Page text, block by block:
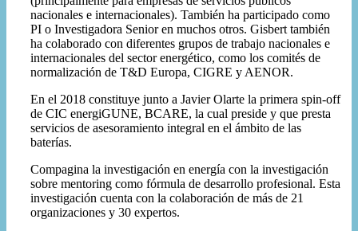
nacionales e internacionales). También ha participado como
PI o Investigadora Senior en muchos otros. Gisbert también
ha colaborado con diferentes grupos de trabajo nacionales e
internacionales del sector energético, como los comités de
normalización de T&D Europa, CIGRE y AENOR.
En el 2018 constituye junto a Javier Olarte la primera spin-off
de CIC energiGUNE, BCARE, la cual preside y que presta
servicios de asesoramiento integral en el ámbito de las
baterías.
Compagina la investigación en energía con la investigación
sobre mentoring como fórmula de desarrollo profesional. Esta
investigación cuenta con la colaboración de más de 21
organizaciones y 30 expertos.